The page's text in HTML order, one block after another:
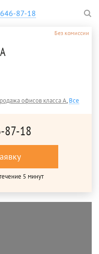
87-18
Без комиссии
офисов класса A,Все
87-18
5 минут